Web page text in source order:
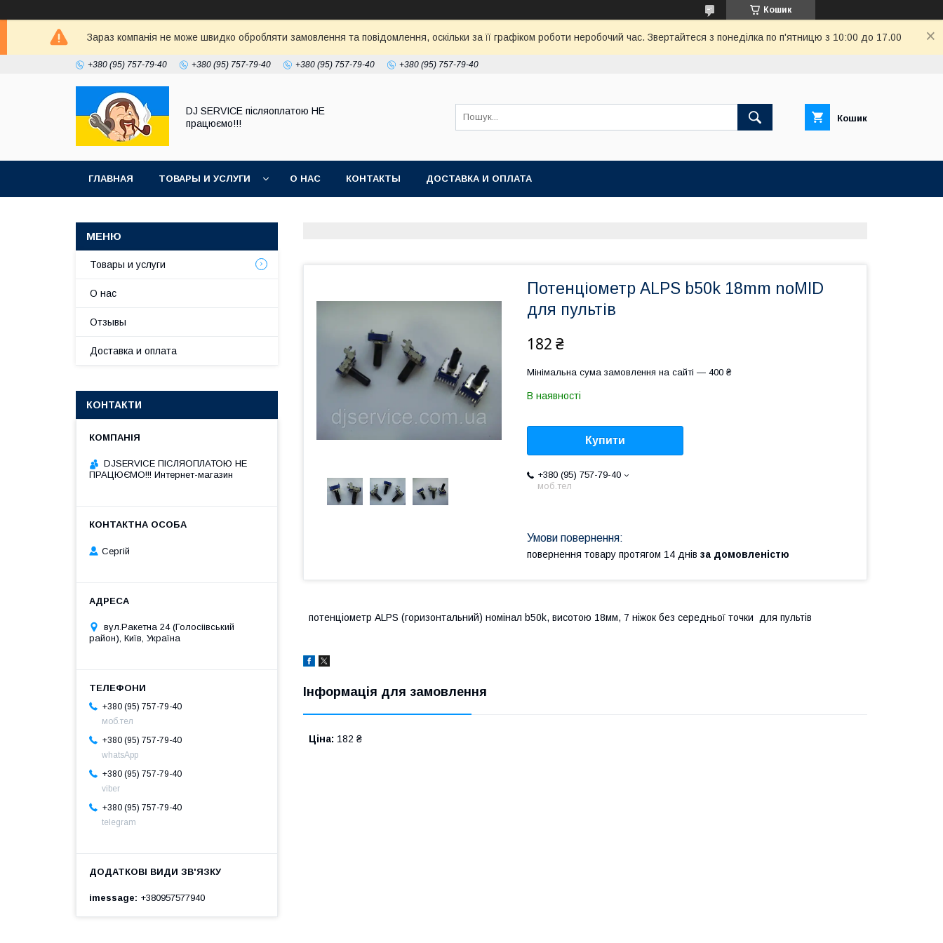
Кошик
Зараз компанія не може швидко обробляти замовлення та повідомлення, оскільки за її графіком роботи неробочий час. Звертайтеся з понеділка по п'ятницю з 10:00 до 17.00
+380 (95) 757-79-40 +380 (95) 757-79-40 +380 (95) 757-79-40 +380 (95) 757-79-40
DJ SERVICE пiсляоплатою НЕ
працюємо!!!
Кошик
ГЛАВНАЯ ТОВАРЫ И УСЛУГИ О НАС КОНТАКТЫ ДОСТАВКА И ОПЛАТА
Потенціометр ALPS b50k 18mm noMID
для пультів
182 ₴
Мінімальна сума замовлення на сайті — 400 ₴
В наявності
Купити
+380 (95) 757-79-40
моб.тел
повернення товару протягом 14 днів за домовленістю
потенціометр ALPS (горизонтальний) номінал b50k, висотою 18мм, 7 ніжок без середньої точки для пультів
Інформація для замовлення
Ціна: 182 ₴
Товары и услуги
О нас
Отзывы
Доставка и оплата
КОНТАКТИ
DJSERVICE ПІСЛЯОПЛАТОЮ НЕ
ПРАЦЮЄМО!!! Интернет-магазин
Сергій
вул.Ракетна 24 (Голосіівський
район), Київ, Україна
+380 (95) 757-79-40
моб.тел
+380 (95) 757-79-40
whatsApp
+380 (95) 757-79-40
viber
+380 (95) 757-79-40
telegram
imessage +380957577940